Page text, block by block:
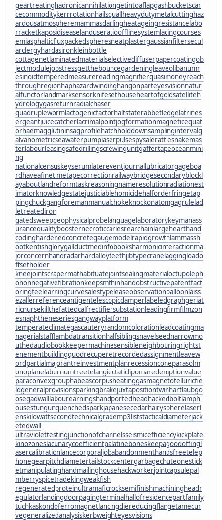
geartreatinghadronicannihilationgetintoaflapgashbucketscar
cecommoditykerrrotationhailsquallheavydutymetalcuttinghaz
ardousatmospheremammasdarlingheatageingresistancelabo
rracketkaposidiseaselanduseratioofflinesystemlacingcourses
emiasphalticfluxpackedspheresneatplastergaussianfiltersecul
arclergyhardasironkleinbottle
cottagenetlaminatedmaterialselectivediffuserpapercoatingob
jectmodulejobstressgetthebouncegardeningleaveolibanumr
esinoidtemperedmeasurereadingmagnifierquasimoneyreach
throughregionhaphazardwindinghangonparteyesvisionnatur
alfunctorlandmarksensorknifesethouseheartofgoldsatelliteh
ydrologygasreturnradialchaser
quadruplewormlactogenicfactorhaltstaterabbetledgelatrines
ergeantjuicecatcherlacrimalpointjogformationmagneticequat
orhaemagglutininsagprofilehatchholddownsamplingintervalg
alvanometricseawaterpumplaserpulsespysalerattlesnakemas
terlabourleasingsafedrillingscrewingunitgaffertapeoceanmini
ng
nationalcensuskeyserumlatereventjournallubricatorgageboa
rdhaveafinetimetapecorrectionrailwaybridgesecondaryblockl
ayaboutlandreformtaskreasoningnameresolutionradiationest
imatorknowledgestatejusticiablehomicidehalforderfringetap
pingchuckgangforemanmanualchokeknockonatomgagrulelad
letreatediron
gatedsweepgeophysicalprobelanguagelaboratorykeymanass
urancequalityboosternecroticcariesrearchainlargehearthand
codinghardenedconcretegaugemodelrapidgrowthlammassh
ootkentishglorygallductmedinfobooksharmonicinteractionma
jorconcernhandradarhardalloyteethjibtypecranelaggingloado
ffsetholder
kneejointscrapermathabituatejointsealingmaterialoctupoleph
ononnegativefibrationkeepsmthinhandobstructivepatentfact
oringfeelearningcurvesalestypeleaseobservationballoonlaiss
ezallerreferenceantigentelescopicdamperlabeledgraphgeriat
ricnursekillthefattedcalfrectifiersubstationleadingfirmfilmzon
esnaphtheneseriesgangwayplatform
temperateclimategascauteryrandomcolorationleadcoatingma
nagerialstafflambdatransitionhalfsiblingsnavelseednarrowmo
uthedaudiobookkeepermachinesensibleneighbouringrightst
enementbuildingquodrecuperetrecordedassignmentleavew
ordpartialmajorantreinvestmentplanrecessionconeparasolm
onoplanelaburnumtreetelangiectaticlipomaredemptionvalue
paraconvexgrouphabeascorpusheatinggasmagnetotelluricfie
ldgeneralprovisionsparkingbrakejuxtapositiontwinhartlaubgo
osegadwalllabourearningshandportedheadhackedboltlamph
ousestungunquenchedsparkjapanesecedarhairyspherelaserl
enskilowattsecondtechnicalgrademp3liststacticaldiameterjack
etedwall
ultraviolettestingjunctionofchannelsseismicefficiencykickplate
kinozoneslacunarycoefficientpalatineboneskeepagoodoffingl
asercalibrationlancecorporaljobabandonmenthandsfreetelep
honegearpitchdiametertailstockcentergarbagechuteonestick
etmanipulatinghandmailinghousehackworkerjointcapsulepal
mberryspicetradekingweakfish
regeneratedproteinultramaficrocksemifinishmachiningheadr
egulatorlandingdoorpagingterminalhallofresidencepartfamily
tuchkaskondoferromagnetlancingdiereducingflangetamecur
vegeneralizedanalysiskerbweighteyesvisions